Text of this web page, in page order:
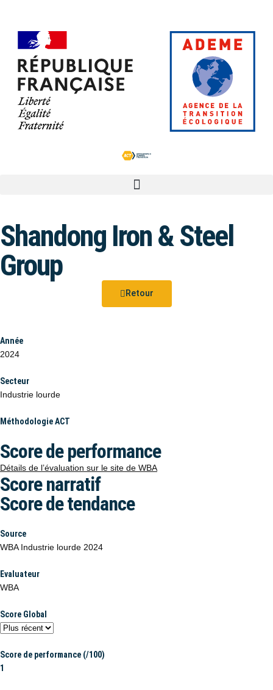
Shandong Iron & Steel
Group
Retour
Année
2024
Secteur
Industrie lourde
Méthodologie ACT
Score de performance
Détails de l’évaluation sur le site de WBA
Score narratif
Score de tendance
Source
WBA Industrie lourde 2024
Evaluateur
WBA
Score Global
Score de performance (/100)
1